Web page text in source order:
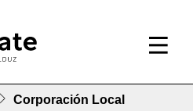
Corporación Local